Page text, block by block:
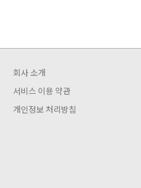
회사 소개
서비스 이용 약관
개인정보 처리방침